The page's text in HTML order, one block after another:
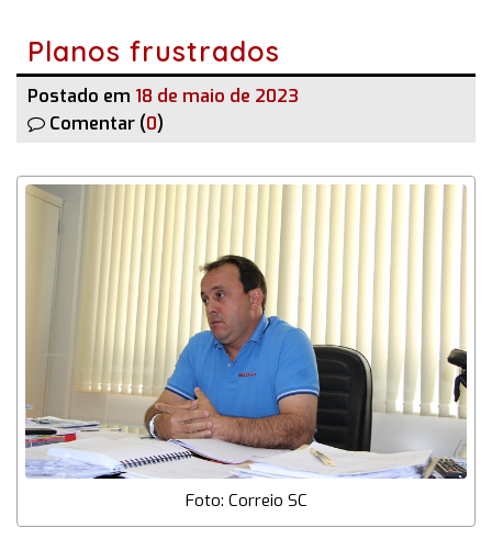
Planos frustrados
Postado em 18 de maio de 2023
Comentar (0)
Foto: Correio SC